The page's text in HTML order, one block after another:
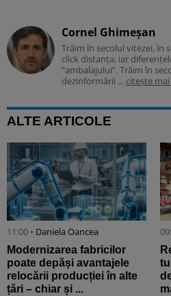
Cornel Ghimeșan
Trăim în secolul vitezei, în
click distanța, iar
“ambalajului”. Trăim în
dezinformării ... citește
ALTE ARTICOLE
11:00 • Daniela Oancea
Modernizarea fabricilor
poate depăși avantajele
relocării producției în alte
țări – chiar și ...